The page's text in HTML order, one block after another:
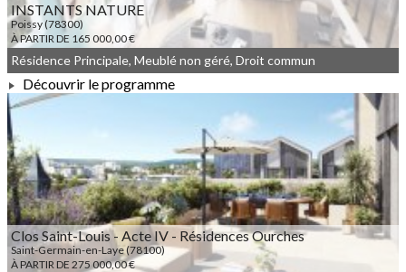
INSTANTS NATURE
Poissy (78300)
À PARTIR DE 165 000,00 €
À PARTIR DE 165 000,00 €
Résidence Principale, Meublé non géré, Droit commun
Découvrir le programme
Clos Saint-Louis - Acte IV - Résidences Ourches
Saint-Germain-en-Laye (78100)
À PARTIR DE 275 000,00 €